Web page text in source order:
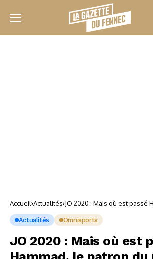
Accueil Actualités JO 2020 : Mais où est passé
Actualités Omnisports
JO 2020 : Mais où est